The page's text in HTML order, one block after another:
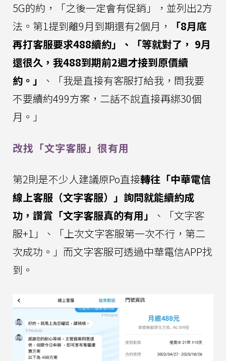
5G的約，「之後一定會有促銷」，並列出2方
法。第1提到離9月到期還有2個月，
「8月底
再打客服要求488續約」、「等就對了， 9月
還很久，我488到期前2週才接到原價續
約。」
、「我是直接有客服打給我，問我要
不要續約499方案，二話不說直接再綁30個
月。」
改找「文字客服」很有用
第2則是不少人建議原Po直接轉往「中華電信
線上客服（文字客服）」詢問就能續約成
功，讚賞「文字客服真的有用」
、「文字客
服+1」、「上次文字客服第一次不行，第二
次成功。」而文字客服可透過中華電信APP找
到。